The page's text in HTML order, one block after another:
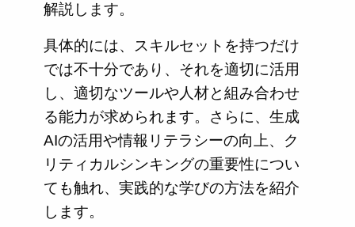
解説します。
具体的には、スキルセットを持つだけ
では不十分であり、それを適切に活用
し、適切なツールや人材と組み合わせ
る能力が求められます。さらに、生成
AIの活用や情報リテラシーの向上、ク
リティカルシンキングの重要性につい
ても触れ、実践的な学びの方法を紹介
します。